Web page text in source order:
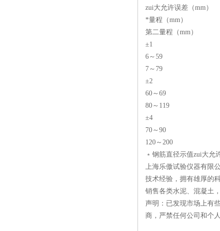
zui大允许误差（mm）
*量程（mm）
第二量程（mm）
±1
6～59
7～79
±2
60～69
80～119
±4
70～90
120～200
﹡钢筋直径示值zui大允
上海乐傲试验仪器有限
技术经验，拥有雄厚的
销售各类水泥、混凝土
声明：已发现市场上有
商，严禁任何公司和个